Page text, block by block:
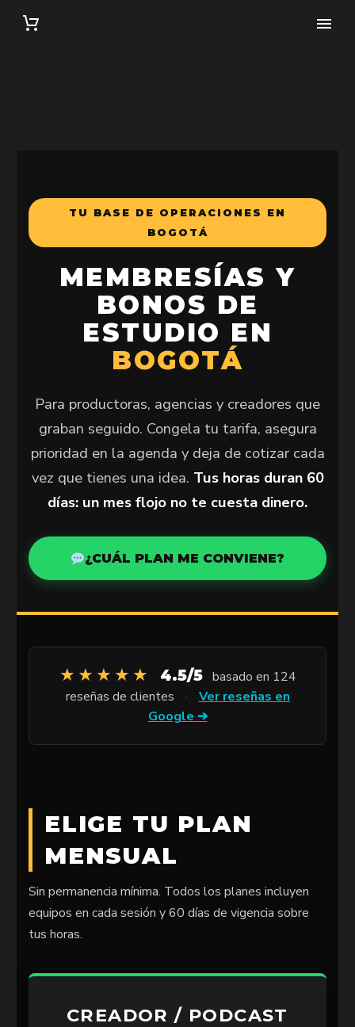
TU BASE DE OPERACIONES EN
BOGOTÁ
MEMBRESÍAS Y
BONOS DE
ESTUDIO EN
BOGOTÁ
Para productoras, agencias y creadores que
graban seguido. Congela tu tarifa, asegura
prioridad en la agenda y deja de cotizar cada
vez que tienes una idea. Tus horas duran 60
días: un mes flojo no te cuesta dinero.
¿CUÁL PLAN ME CONVIENE?
★★★★★ 4.5/5 basado en 124
reseñas de clientes
·
Ver reseñas en
Google ➔
ELIGE TU PLAN
MENSUAL
Sin permanencia mínima. Todos los planes incluyen
equipos en cada sesión y 60 días de vigencia sobre
tus horas.
CREADOR / PODCAST